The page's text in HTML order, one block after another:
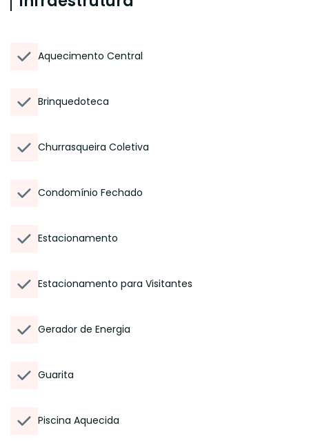
Aquecimento Central
Brinquedoteca
Churrasqueira Coletiva
Condomínio Fechado
Estacionamento
Estacionamento para Visitantes
Gerador de Energia
Guarita
Piscina Aquecida